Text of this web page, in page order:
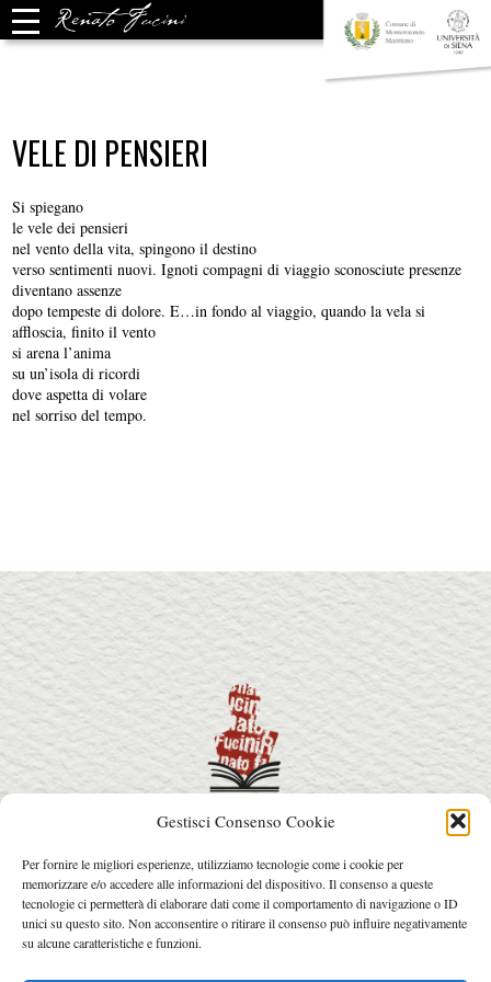
Gestisci Consenso Cookie
Per fornire le migliori esperienze, utilizziamo tecnologie come i cookie per
memorizzare e/o accedere alle informazioni del dispositivo. Il consenso a queste
tecnologie ci permetterà di elaborare dati come il comportamento di navigazione o ID
unici su questo sito. Non acconsentire o ritirare il consenso può influire negativamente
su alcune caratteristiche e funzioni.
VELE DI PENSIERI
Si spiegano
le vele dei pensieri
nel vento della vita, spingono il destino
verso sentimenti nuovi. Ignoti compagni di viaggio sconosciute presenze
diventano assenze
dopo tempeste di dolore. E…in fondo al viaggio, quando la vela si
affloscia, finito il vento
si arena l’anima
su un’isola di ricordi
dove aspetta di volare
nel sorriso del tempo.
info@premiorenatofucini.it
arcainfo@arcafactory.it
Tel. 0564 077031 - 328 7631017